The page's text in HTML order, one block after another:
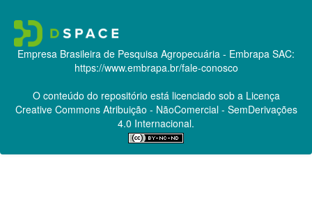
Empresa Brasileira de Pesquisa Agropecuária - Embrapa SAC:
https://www.embrapa.br/fale-conosco
O conteúdo do repositório está licenciado sob a Licença
Creative CommonsAtribuição - NãoComercial - SemDerivações
4.0 Internacional.